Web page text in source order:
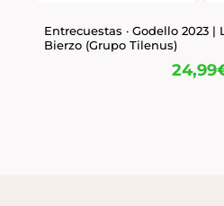
Entrecuestas · Godello 2023 |
Bierzo (Grupo Tilenus)
24,99